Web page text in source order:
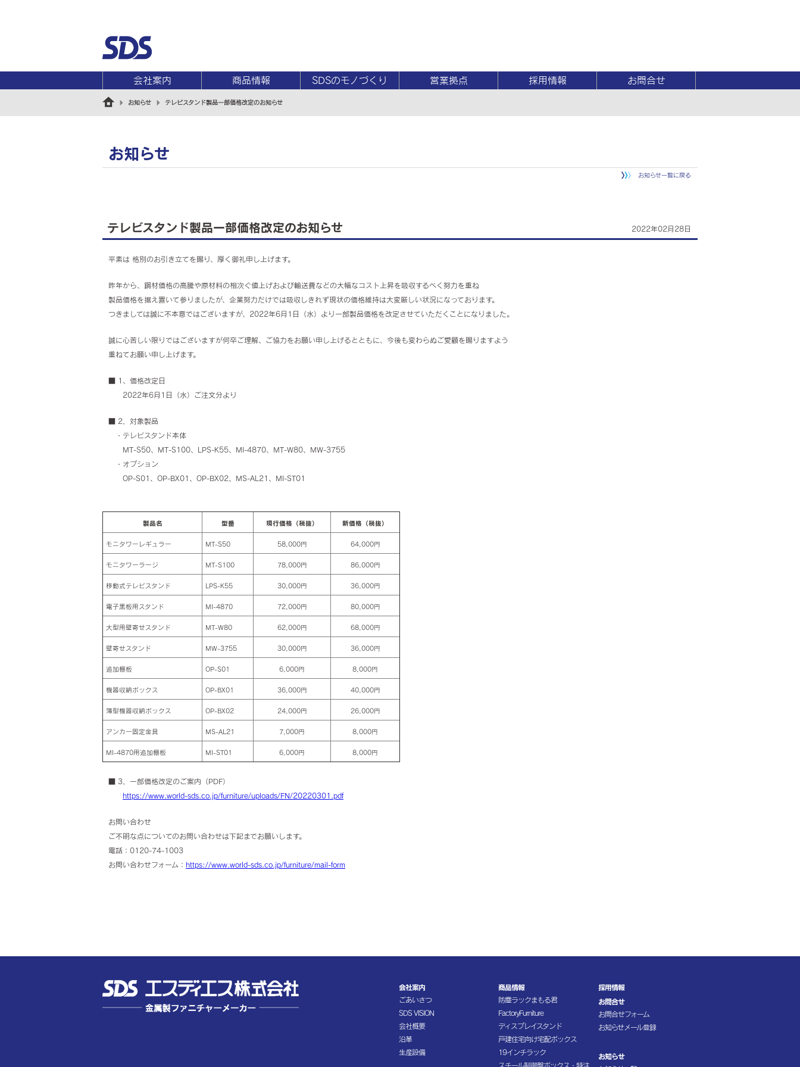
会社案内 商品情報 SDSのモノづくり 営業拠点 採用情報 お問合せ
お知らせ テレビスタンド製品一部価格改定のお知らせ
お知らせ
お知らせ一覧に戻る
テレビスタンド製品一部価格改定のお知らせ 2022年02月28日
平素は 格別のお引き立てを賜り、厚く御礼申し上げます。
昨年から、鋼材価格の高騰や原材料の相次ぐ値上げおよび輸送費などの大幅なコスト上昇を吸収するべく努力を重ね
製品価格を据え置いて参りましたが、企業努力だけでは吸収しきれず現状の価格維持は大変厳しい状況になっております。
つきましては誠に不本意ではございますが、2022年6月1日（水）より一部製品価格を改定させていただくことになりました。
誠に心苦しい限りではございますが何卒ご理解、ご協力をお願い申し上げるとともに、今後も変わらぬご愛顧を賜りますよう
重ねてお願い申し上げます。
■ 1、価格改定日
2022年6月1日（水）ご注文分より
■ 2，対象製品
・テレビスタンド本体
MT-S50、MT-S100、LPS-K55、MI-4870、MT-W80、MW-3755
・オプション
OP-S01、OP-BX01、OP-BX02、MS-AL21、MI-ST01
製品名 型番 現行価格（税抜） 新価格（税抜）
モニタワーレギュラー MT-S50 58,000円 64,000円
モニタワーラージ MT-S100 78,000円 86,000円
移動式テレビスタンド LPS-K55 30,000円 36,000円
電子黒板用スタンド MI-4870 72,000円 80,000円
大型用壁寄せスタンド MT-W80 62,000円 68,000円
壁寄せスタンド MW-3755 30,000円 36,000円
追加棚板 OP-S01 6,000円 8,000円
機器収納ボックス OP-BX01 36,000円 40,000円
薄型機器収納ボックス OP-BX02 24,000円 26,000円
アンカー固定金具 MS-AL21 7,000円 8,000円
MI-4870用追加棚板 MI-ST01 6,000円 8,000円
■ 3，一部価格改定のご案内（PDF）
https://www.world-sds.co.jp/furniture/uploads/FN/20220301.pdf
お問い合わせ
ご不明な点についてのお問い合わせは下記までお願いします。
電話：0120-74-1003
お問い合わせフォーム： https://www.world-sds.co.jp/furniture/mail-form
会社案内
ごあいさつ
SDS VISION
会社概要
沿革
生産設備
商品情報
防塵ラックまもる君
FactoryFurniture
ディスプレイスタンド
戸建住宅向け宅配ボックス
19インチラック
スチール制御盤ボックス・特注
採用情報
お問合せ
お問合せフォーム
お知らせメール登録
お知らせ